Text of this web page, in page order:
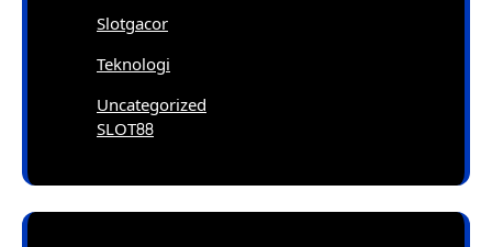
Slotgacor
Teknologi
Uncategorized
SLOT88